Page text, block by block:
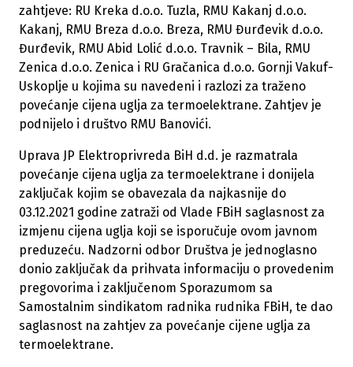
zahtjeve: RU Kreka d.o.o. Tuzla, RMU Kakanj d.o.o.
Kakanj, RMU Breza d.o.o. Breza, RMU Đurđevik d.o.o.
Đurđevik, RMU Abid Lolić d.o.o. Travnik – Bila, RMU
Zenica d.o.o. Zenica i RU Gračanica d.o.o. Gornji Vakuf-
Uskoplje u kojima su navedeni i razlozi za traženo
povećanje cijena uglja za termoelektrane. Zahtjev je
podnijelo i društvo RMU Banovići.
Uprava JP Elektroprivreda BiH d.d. je razmatrala
povećanje cijena uglja za termoelektrane i donijela
zaključak kojim se obavezala da najkasnije do
03.12.2021 godine zatraži od Vlade FBiH saglasnost za
izmjenu cijena uglja koji se isporučuje ovom javnom
preduzeću. Nadzorni odbor Društva je jednoglasno
donio zaključak da prihvata informaciju o provedenim
pregovorima i zaključenom Sporazumom sa
Samostalnim sindikatom radnika rudnika FBiH, te dao
saglasnost na zahtjev za povećanje cijene uglja za
termoelektrane.